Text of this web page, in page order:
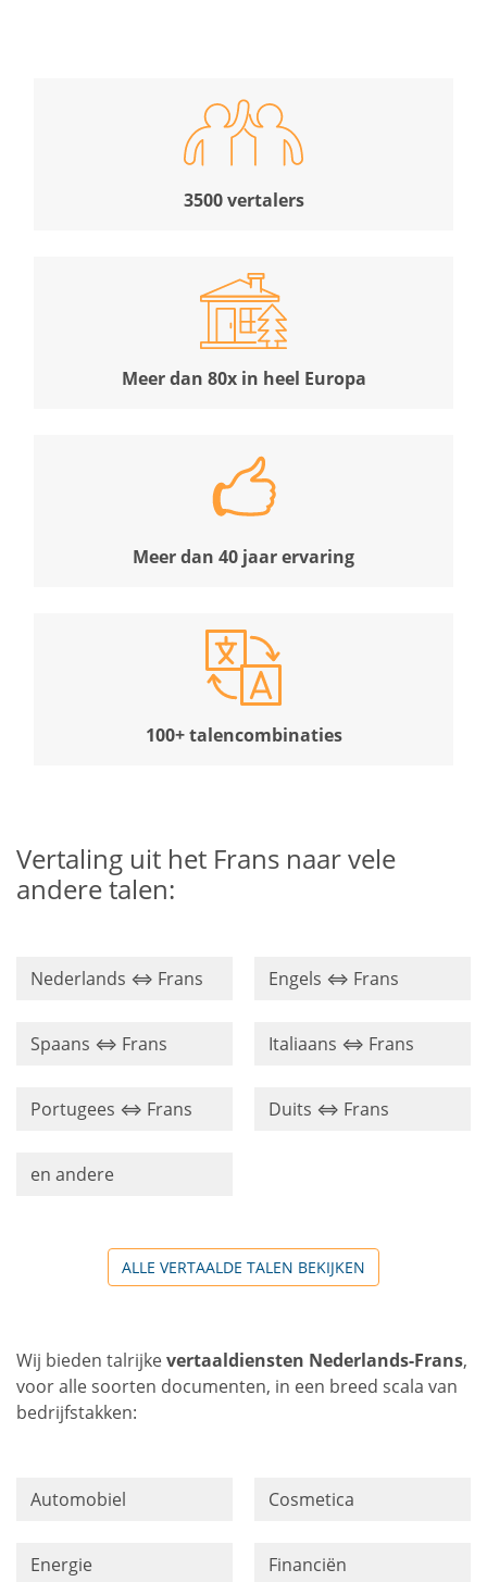
3500 vertalers
Meer dan 80x in heel Europa
Meer dan 40 jaar ervaring
100+ talencombinaties
Vertaling uit het Frans naar vele
andere talen:
Nederlands ⇔ Frans Engels ⇔ Frans
Spaans ⇔ Frans Italiaans ⇔ Frans
Portugees ⇔ Frans Duits ⇔ Frans
en andere
ALLE VERTAALDE TALEN BEKIJKEN
Wij bieden talrijkevertaaldiensten Nederlands-Frans,
voor alle soorten documenten, in een breed scala van
bedrijfstakken:
Automobiel Cosmetica
Energie Financiën